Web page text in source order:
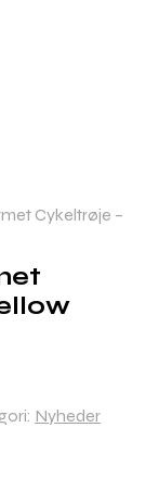
Cykeltrøje –
Nyheder